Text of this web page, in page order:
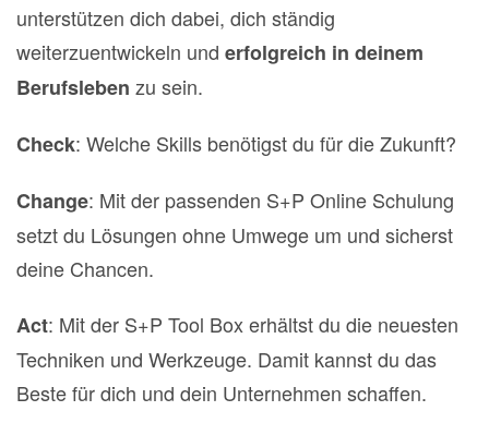
unterstützen dich dabei, dich ständig
weiterzuentwickeln und erfolgreich in deinem
Berufsleben zu sein.
Check: Welche Skills benötigst du für die Zukunft?
Change: Mit der passenden S+P Online Schulung
setzt du Lösungen ohne Umwege um und sicherst
deine Chancen.
Act: Mit der S+P Tool Box erhältst du die neuesten
Techniken und Werkzeuge. Damit kannst du das
Beste für dich und dein Unternehmen schaffen.